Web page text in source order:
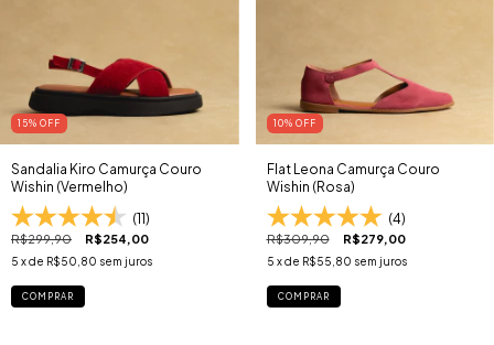
15% OFF
Sandalia Kiro Camurça Couro
Wishin (Vermelho)
(11)
R$299,90 R$254,00
5 x de R$50,80 sem juros
COMPRAR
10% OFF
Flat Leona Camurça Couro
Wishin (Rosa)
(4)
R$309,90 R$279,00
5 x de R$55,80 sem juros
COMPRAR